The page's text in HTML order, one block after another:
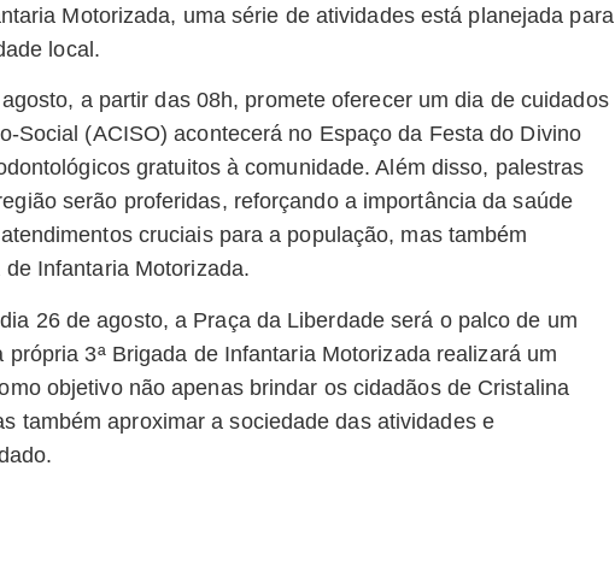
Motorizada, uma série de atividades está planejada para
local.
a partir das 08h, promete oferecer um dia de cuidados
Social (ACISO) acontecerá no Espaço da Festa do Divino
gratuitos à comunidade. Além disso, palestras
serão proferidas, reforçando a importância da saúde
cruciais para a população, mas também
Infantaria Motorizada.
26 de agosto, a Praça da Liberdade será o palco de um
3ª Brigada de Infantaria Motorizada realizará um
objetivo não apenas brindar os cidadãos de Cristalina
também aproximar a sociedade das atividades e